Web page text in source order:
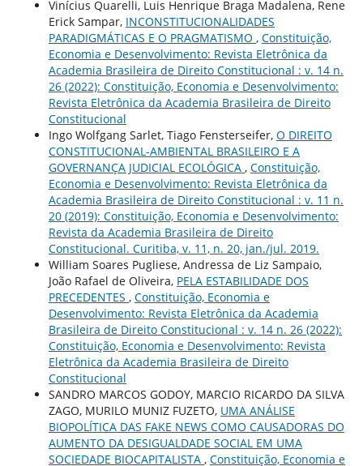
Vinícius Quarelli, Luis Henrique Braga Madalena, Rene
Erick Sampar, INCONSTITUCIONALIDADES
PARADIGMÁTICAS E O PRAGMATISMO , Constituição,
Economia e Desenvolvimento: Revista Eletrônica da
Academia Brasileira de Direito Constitucional : v. 14 n.
26 (2022): Constituição, Economia e Desenvolvimento:
Revista Eletrônica da Academia Brasileira de Direito
Constitucional
Ingo Wolfgang Sarlet, Tiago Fensterseifer, O DIREITO
CONSTITUCIONAL-AMBIENTAL BRASILEIRO E A
GOVERNANÇA JUDICIAL ECOLÓGICA , Constituição,
Economia e Desenvolvimento: Revista Eletrônica da
Academia Brasileira de Direito Constitucional : v. 11 n.
20 (2019): Constituição, Economia e Desenvolvimento:
Revista da Academia Brasileira de Direito
Constitucional. Curitiba, v. 11, n. 20, jan./jul. 2019.
William Soares Pugliese, Andressa de Liz Sampaio,
João Rafael de Oliveira, PELA ESTABILIDADE DOS
PRECEDENTES , Constituição, Economia e
Desenvolvimento: Revista Eletrônica da Academia
Brasileira de Direito Constitucional : v. 14 n. 26 (2022):
Constituição, Economia e Desenvolvimento: Revista
Eletrônica da Academia Brasileira de Direito
Constitucional
SANDRO MARCOS GODOY, MARCIO RICARDO DA SILVA
ZAGO, MURILO MUNIZ FUZETO, UMA ANÁLISE
BIOPOLÍTICA DAS FAKE NEWS COMO CAUSADORAS DO
AUMENTO DA DESIGUALDADE SOCIAL EM UMA
SOCIEDADE BIOCAPITALISTA , Constituição, Economia e